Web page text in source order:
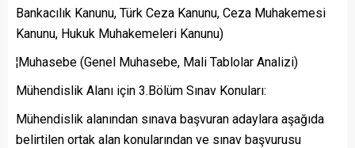
Bankacılık Kanunu, Türk Ceza Kanunu, Ceza Muhakemesi
Kanunu, Hukuk Muhakemeleri Kanunu)
¦Muhasebe (Genel Muhasebe, Mali Tablolar Analizi)
Mühendislik Alanı için 3.Bölüm Sınav Konuları:
Mühendislik alanından sınava başvuran adaylara aşağıda
belirtilen ortak alan konularından ve sınav başvurusu